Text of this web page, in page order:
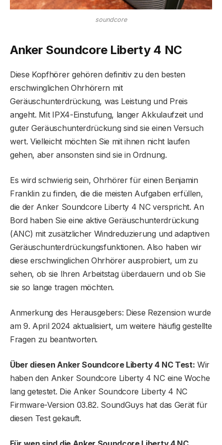
soundcore
Anker Soundcore Liberty 4 NC
Diese Kopfhörer gehören definitiv zu den besten
erschwinglichen Ohrhörern mit
Geräuschunterdrückung, was Leistung und Preis
angeht. Mit IPX4-Einstufung, langer Akkulaufzeit und
guter Geräuschunterdrückung sind sie einen Versuch
wert. Vielleicht möchten Sie mit ihnen nicht laufen
gehen, aber ansonsten sind sie in Ordnung.
Es wird schwierig sein, Ohrhörer für einen Benjamin
Franklin zu finden, die die meisten Aufgaben erfüllen,
die der Anker Soundcore Liberty 4 NC verspricht. An
Bord haben Sie eine aktive Geräuschunterdrückung
(ANC) mit zusätzlicher Windreduzierung und adaptiven
Geräuschunterdrückungsfunktionen. Also haben wir
diese erschwinglichen Ohrhörer ausprobiert, um zu
sehen, ob sie Ihren Arbeitstag überdauern und ob Sie
sie so lange tragen möchten.
Anmerkung des Herausgebers: Diese Rezension wurde
am 9. April 2024 aktualisiert, um weitere häufig gestellte
Fragen zu beantworten.
Über diesen Anker Soundcore Liberty 4 NC Test: Wir
haben den Anker Soundcore Liberty 4 NC eine Woche
lang getestet. Die Anker Soundcore Liberty 4 NC
Firmware-Version 03.82. SoundGuys hat das Gerät für
diesen Test gekauft.